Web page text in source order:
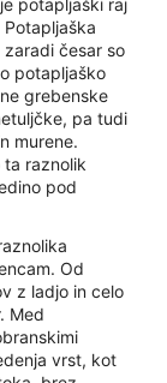
potapljaški raj
česar so
potapljaško
grebenske
pa tudi
murene.
raznolik
pod
Od
z ladjo in celo
Med
vrst, kot